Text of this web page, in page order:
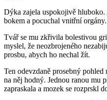
Dýka zajela uspokojivě
bokem a pocuchal vnitřní
Tvář se mu zkřivila bolestivou
myslel, že neozbrojeného
prosbu, abych ho nechal žít.
Ten odevzdaně prosebný
na něj hodný. Jednou ranou mu
zapraskala a mozek se rozprskl